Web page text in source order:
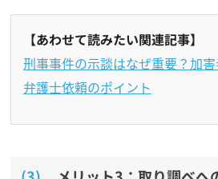
【あわせて読みたい関連記事】
刑事事件の示談はなぜ重要？加
弁護士依頼のポイント